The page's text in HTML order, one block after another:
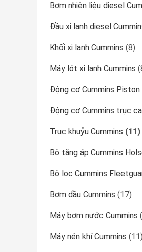
Bơm nhiên liệu diesel
Đầu xi lanh diesel
Khối xi lanh Cummins (8)
Máy lót xi lanh Cummins
Động cơ Cummins Piston
Động cơ Cummins trục
Trục khuỷu Cummins (11)
Bộ tăng áp Cummins
Bộ lọc Cummins
Bơm dầu Cummins (17)
Máy bơm nước Cummins
Máy nén khí Cummins (11)